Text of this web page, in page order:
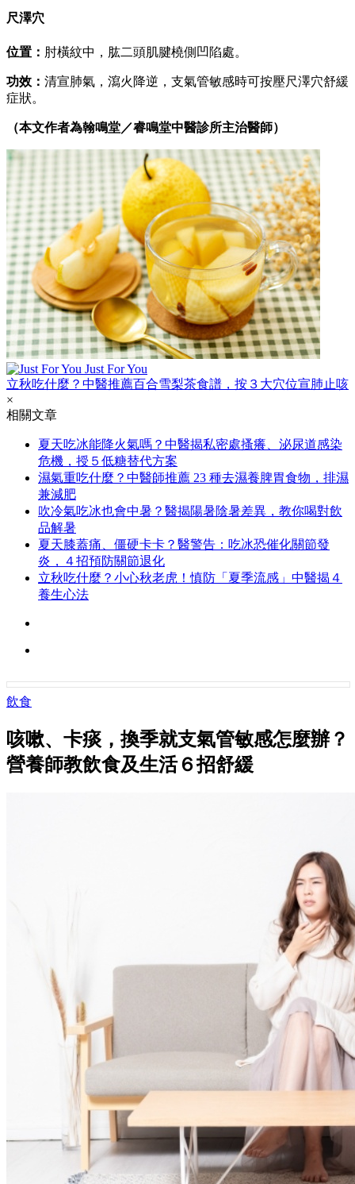
尺澤穴
位置： 肘橫紋中，肱二頭肌腱橈側凹陷處。
功效： 清宣肺氣，瀉火降逆，支氣管敏感時可按壓尺澤穴舒緩
症狀。
（本文作者為翰鳴堂／睿鳴堂中醫診所主治醫師）
Just For You
立秋吃什麼？中醫推薦百合雪梨茶食譜，按３大穴位宣肺止咳
×
相關文章
夏天吃冰能降火氣嗎？中醫揭私密處搔癢、泌尿道感染
危機，授５低糖替代方案
濕氣重吃什麼？中醫師推薦 23 種去濕養脾胃食物，排濕
兼減肥
吹冷氣吃冰也會中暑？醫揭陽暑陰暑差異，教你喝對飲
品解暑
夏天膝蓋痛、僵硬卡卡？醫警告：吃冰恐催化關節發
炎，４招預防關節退化
立秋吃什麼？小心秋老虎！慎防「夏季流感」中醫揭４
養生心法
飲食
咳嗽、卡痰，換季就支氣管敏感怎麼辦？
營養師教飲食及生活６招舒緩